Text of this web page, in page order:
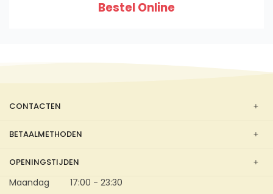
Bestel Online
CONTACTEN
BETAALMETHODEN
OPENINGSTIJDEN
Maandag
17:00 - 23:30